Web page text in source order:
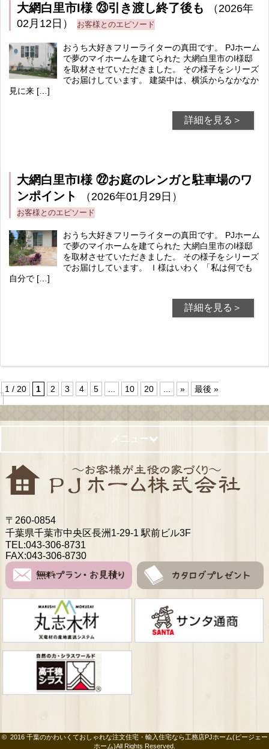
大網白里市I様 ㉓引き渡し終了後も
（2026年
02月12日）
お客様とのエピソード
おうち大好きフリーライターの真田です。 PJホーム
で夢のマイホームを建てられた 大網白里市のI様邸
を取材させていただきました。 その様子をシリーズ
でお届けしています。 建築中は、横浜からなかなか
見に来 […]
詳細を見る＞
大網白里市I様 ㉒お庭のレンガと駐車場のワ
ンポイント
（2026年01月29日）
お客様とのエピソード
おうち大好きフリーライターの真田です。 PJホーム
で夢のマイホームを建てられた 大網白里市のI様邸
を取材させていただきました。 その様子をシリーズ
でお届けしています。 Ｉ様はいわく 「私は何でも
自分で […]
詳細を見る＞
1 / 20 1 2 3 4 5 10 20 » 最後 »
メニュー
〒260-0854
千葉県千葉市中央区長洲1-29-1 駅前ビル3F
TEL:043-306-8731
FAX:043-306-8730
© 2016 千葉のかわいくておしゃれな注⽂住宅・輸⼊住宅なら⼯務店PJホーム(ピージェー
ホーム)All Rights Reserved.